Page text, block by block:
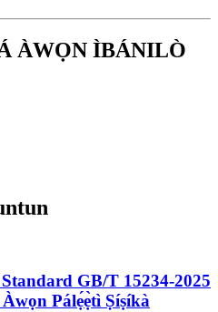
ÀWỌN ÌBÁNILÒ
GB/T 15234-2025
Pálẹ́ẹ̀tì Ṣíṣíkà